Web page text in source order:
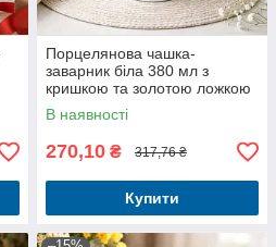
Порцелянова чашка-
заварник біла 380 мл з
кришкою та золотою ложкою
В наявності
270,10 ₴ 317,76 ₴
Купити